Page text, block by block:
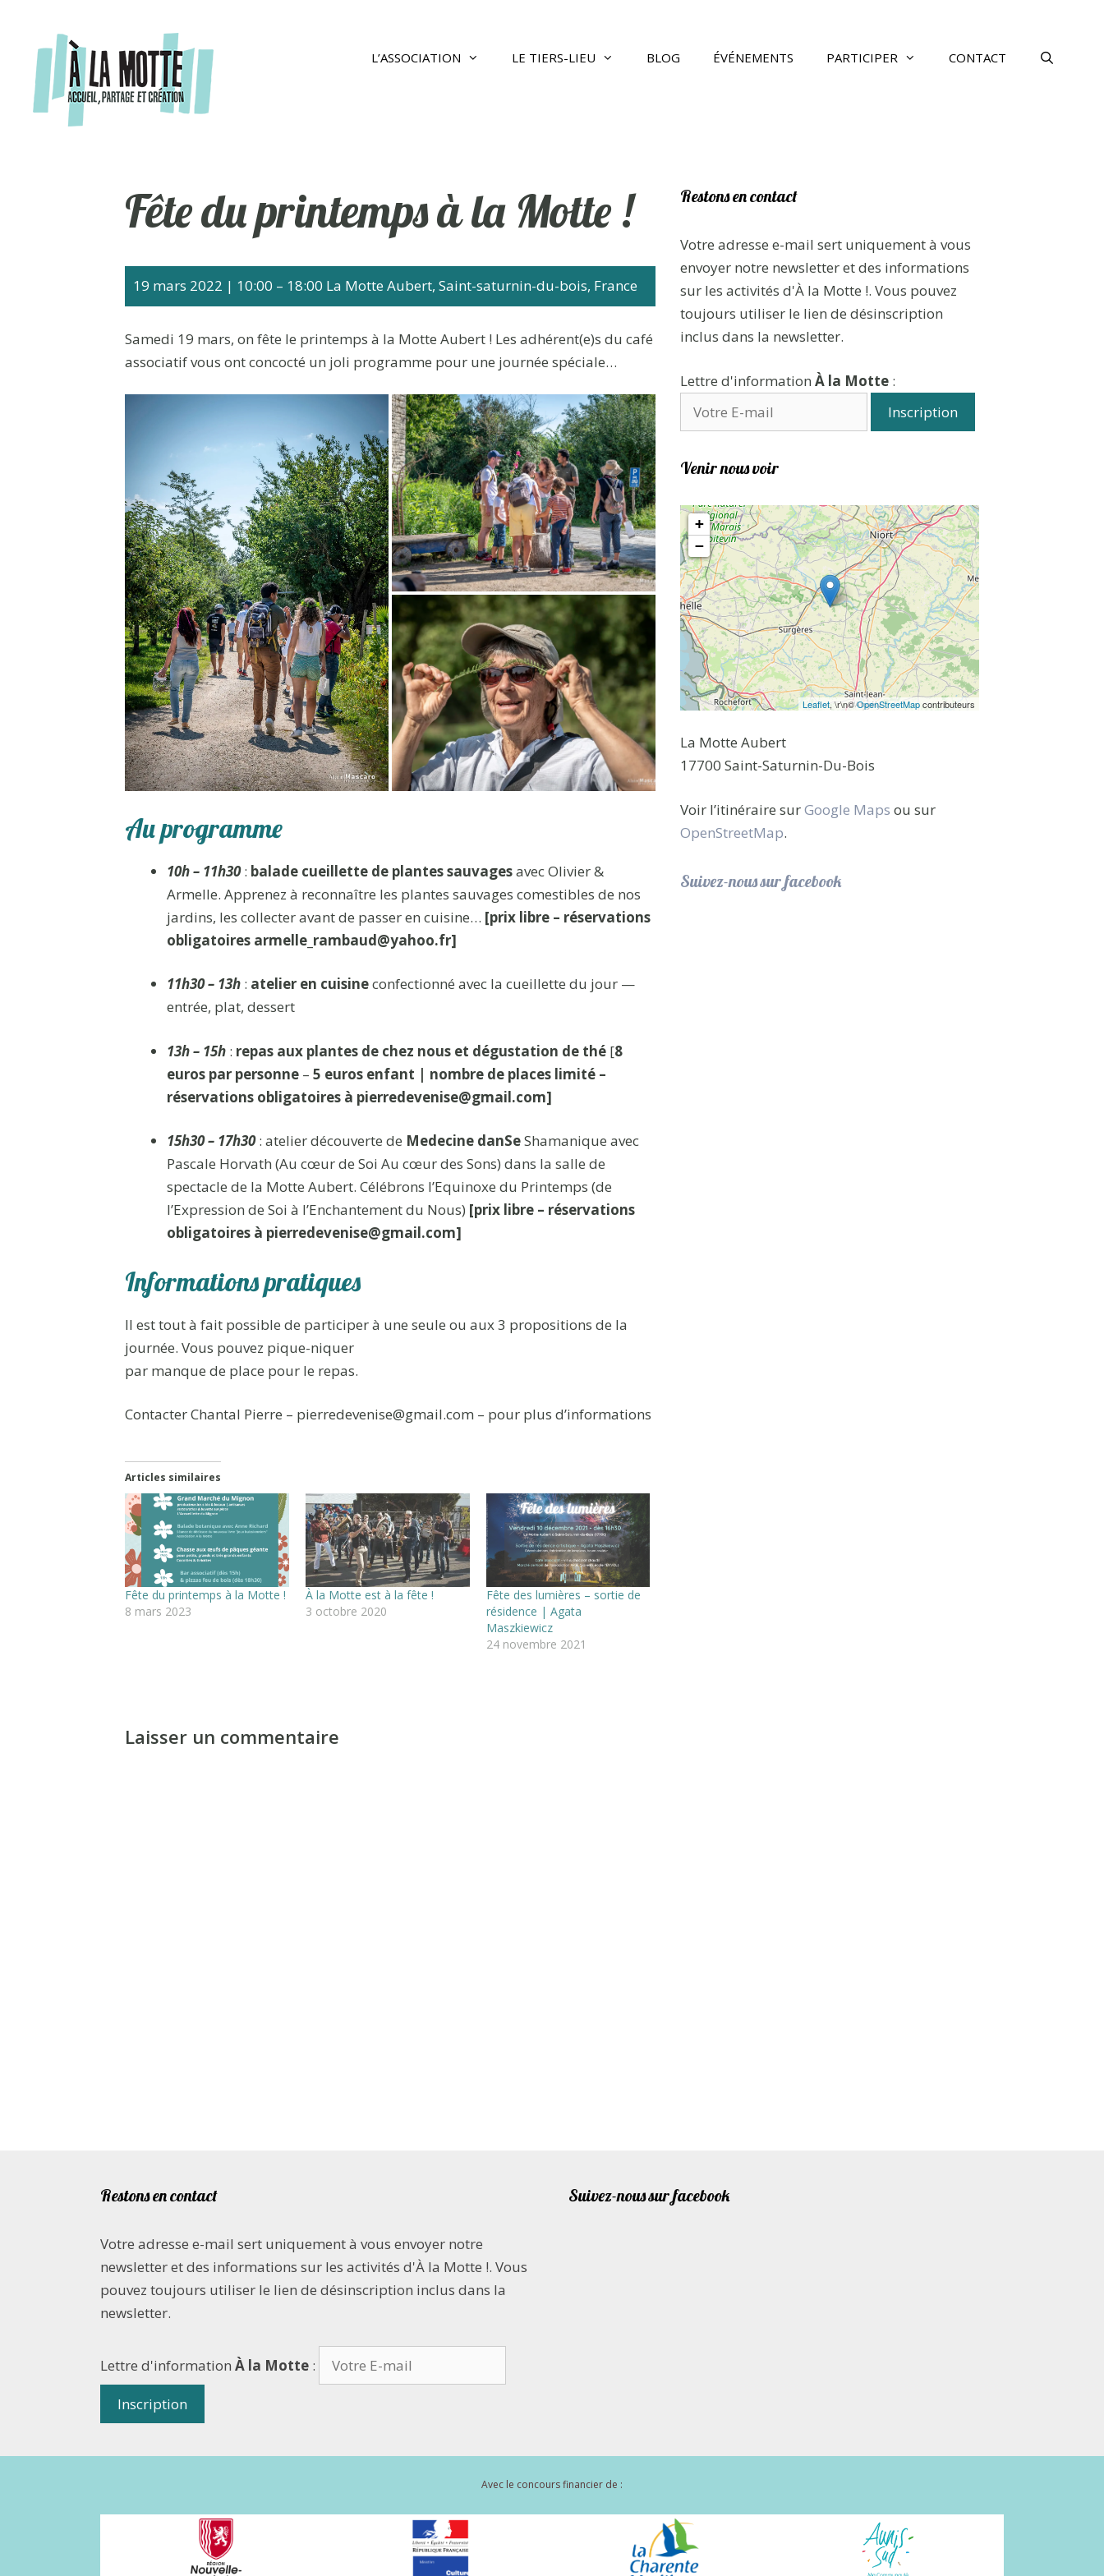
contenu
L’ASSOCIATION LE TIERS-LIEU BLOG ÉVÉNEMENTS PARTICIPER CONTACT
Fête du printemps à la Motte !
19 mars 2022 | 10:00 – 18:00 La Motte Aubert, Saint-saturnin-du-bois, France
Samedi 19 mars, on fête le printemps à la Motte Aubert ! Les adhérent(e)s du café
associatif vous ont concocté un joli programme pour une journée spéciale…
Au programme
10h – 11h30: balade cueillette de plantes sauvagesavec Olivier &
Armelle. Apprenez à reconnaître les plantes sauvages comestibles de nos
jardins, les collecter avant de passer en cuisine… [prix libre – réservations
obligatoires armelle_rambaud@yahoo.fr]
11h30 – 13h : atelier en cuisineconfectionné avec la cueillette du jour —
entrée, plat, dessert
13h – 15h : repas aux plantes de chez nous et dégustation de thé [8
euros par personne – 5 euros enfant | nombre de places limité –
réservations obligatoires à pierredevenise@gmail.com]
15h30 – 17h30: atelier découverte de Medecine danSeShamanique avec
Pascale Horvath (Au cœur de Soi Au cœur des Sons) dans la salle de
spectacle de la Motte Aubert. Célébrons l’Equinoxe du Printemps (de
l’Expression de Soi à l’Enchantement du Nous) [prix libre – réservations
obligatoires à pierredevenise@gmail.com]
Informations pratiques
Il est tout à fait possible de participer à une seule ou aux 3 propositions de la
journée. Vous pouvez pique-niquer
par manque de place pour le repas.
Contacter Chantal Pierre – pierredevenise@gmail.com – pour plus d’informations
Articles similaires
Fête du printemps à la Motte !
8 mars 2023
À la Motte est à la fête !
3 octobre 2020
Fête des lumières – sortie de
résidence | Agata
Maszkiewicz
24 novembre 2021
Laisser un commentaire
Restons en contact
Votre adresse e-mail sert uniquement à vous
envoyer notre newsletter et des informations
sur les activités d'À la Motte !. Vous pouvez
toujours utiliser le lien de désinscription
inclus dans la newsletter.
Lettre d'information À la Motte :
Venir nous voir
+
−
Leaflet, \r\n©OpenStreetMapcontributeurs
La Motte Aubert
17700 Saint-Saturnin-Du-Bois
Voir l’itinéraire surGoogle Maps ou sur
OpenStreetMap.
Suivez-nous sur facebook
Restons en contact
Votre adresse e-mail sert uniquement à vous envoyer notre
newsletter et des informations sur les activités d'À la Motte !. Vous
pouvez toujours utiliser le lien de désinscription inclus dans la
newsletter.
Lettre d'information À la Motte :
Suivez-nous sur facebook
Avec le concours financier de :